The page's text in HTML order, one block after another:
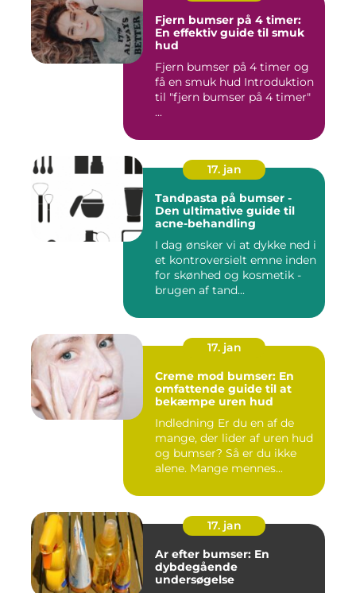
Fjern bumser på 4 timer:
En effektiv guide til smuk
hud
Fjern bumser på 4 timer og
få en smuk hud Introduktion
til "fjern bumser på 4 timer"
...
17. jan
Tandpasta på bumser -
Den ultimative guide til
acne-behandling
I dag ønsker vi at dykke ned i
et kontroversielt emne inden
for skønhed og kosmetik -
brugen af tand...
17. jan
Creme mod bumser: En
omfattende guide til at
bekæmpe uren hud
Indledning Er du en af de
mange, der lider af uren hud
og bumser? Så er du ikke
alene. Mange mennes...
17. jan
Ar efter bumser: En
dybdegående
undersøgelse